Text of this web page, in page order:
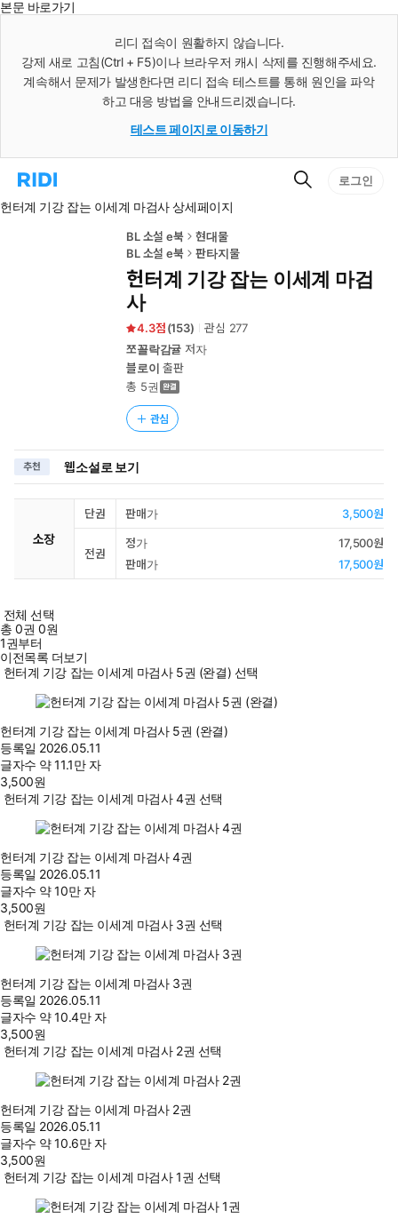
본문 바로가기
리디 접속이 원활하지 않습니다.
강제 새로 고침(Ctrl + F5)이나 브라우저 캐시 삭제를 진행해주세요.
계속해서 문제가 발생한다면 리디 접속 테스트를 통해 원인을 파악
하고 대응 방법을 안내드리겠습니다.
테스트 페이지로 이동하기
리
홈
검
로그인
헌터계 기강 잡는 이세계 마검사 상세페이지
BL 소설 e북
현대물
BL 소설 e북
판타지물
헌터계 기강 잡는 이세계 마검
사
4.3 (153) 관심 277
쪼꼴락감귤 저자
블로이 출판
총 5권
관심
추천 웹소설로 보기
소장
단권 판매가 3,500원
전권
정가
17,500원
판매가
17,500원
전체 선택
총0권 0원
1권부터
이전목록 더보기
헌터계 기강 잡는 이세계 마검사 5권 (완결) 선택
헌터계 기강 잡는 이세계 마검사 5권 (완결)
등록일 2026.05.11
글자수 약 11.1만 자
3,500원
헌터계 기강 잡는 이세계 마검사 4권 선택
헌터계 기강 잡는 이세계 마검사 4권
등록일 2026.05.11
글자수 약 10만 자
3,500원
헌터계 기강 잡는 이세계 마검사 3권 선택
헌터계 기강 잡는 이세계 마검사 3권
등록일 2026.05.11
글자수 약 10.4만 자
3,500원
헌터계 기강 잡는 이세계 마검사 2권 선택
헌터계 기강 잡는 이세계 마검사 2권
등록일 2026.05.11
글자수 약 10.6만 자
3,500원
헌터계 기강 잡는 이세계 마검사 1권 선택